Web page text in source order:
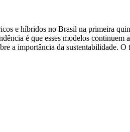
e híbridos no Brasil na primeira
é que esses modelos
a importância da sustentabilidade.